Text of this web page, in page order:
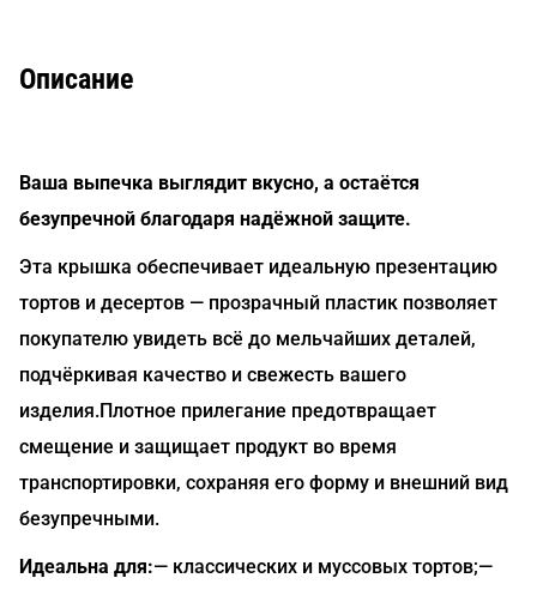
Описание
Ваша выпечка выглядит вкусно, а остаётся
безупречной благодаря надёжной защите.
Эта крышка обеспечивает идеальную презентацию
тортов и десертов — прозрачный пластик позволяет
покупателю увидеть всё до мельчайших деталей,
подчёркивая качество и свежесть вашего
изделия.Плотное прилегание предотвращает
смещение и защищает продукт во время
транспортировки, сохраняя его форму и внешний вид
безупречными.
Идеальна для:— классических и муссовых тортов;—